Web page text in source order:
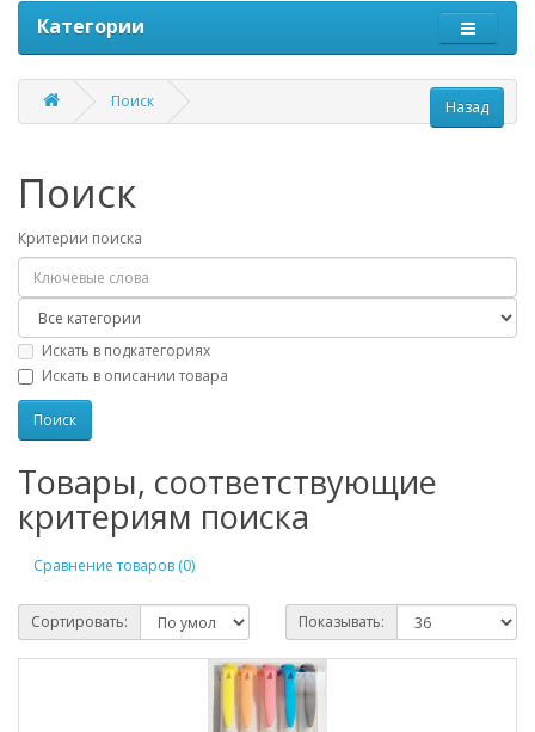
Категории
Поиск
Поиск
Критерии поиска
Искать в подкатегориях
Искать в описании товара
Товары, соответствующие
критериям поиска
Сравнение товаров (0)
Сортировать: Показывать: